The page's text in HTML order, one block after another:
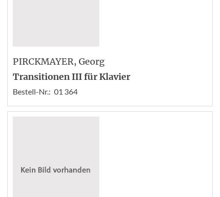
PIRCKMAYER, Georg
Transitionen III für Klavier
Bestell-Nr.: 01 364